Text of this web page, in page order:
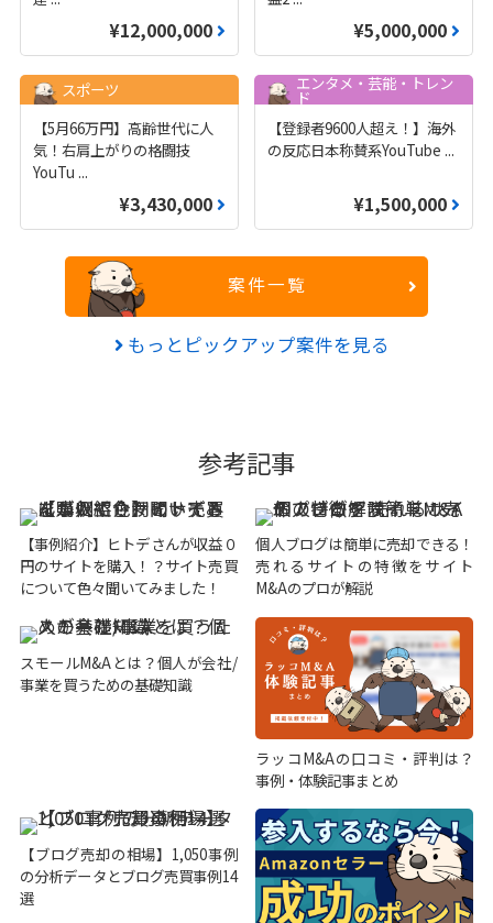
¥12,000,000 ¥5,000,000
スポーツ
【5月66万円】高齢世代に人
気！右肩上がりの格闘技
YouTu ...
¥3,430,000
エンタメ・芸能・トレン
ド
【登録者9600人超え！】海外
の反応日本称賛系YouTube ...
¥1,500,000
案件一覧
もっとピックアップ案件を見る
参考記事
【事例紹介】ヒトデさんが収益０
円のサイトを購入！？サイト売買
について色々聞いてみました！
個人ブログは簡単に売却できる！
売れるサイトの特徴をサイト
M&Aのプロが解説
スモールM&Aとは？個人が会社/
事業を買うための基礎知識
ラッコM&Aの口コミ・評判は？
事例・体験記事まとめ
【ブログ売却の相場】1,050事例
の分析データとブログ売買事例14
選